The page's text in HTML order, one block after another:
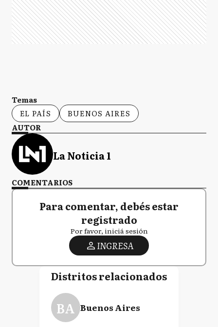
Temas
EL PAÍS
BUENOS AIRES
AUTOR
La Noticia 1
COMENTARIOS
Para comentar, debés estar
registrado
Por favor, iniciá sesión
INGRESA
Distritos relacionados
BA Buenos Aires